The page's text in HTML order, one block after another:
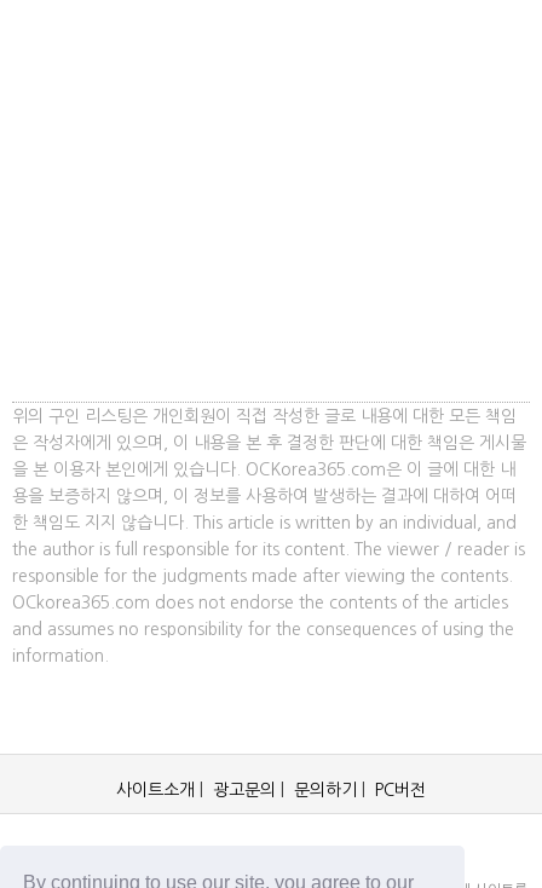
By continuing to use our site, you agree to our
위의 구인 리스팅은 개인회원이 직접 작성한 글로 내용에 대한 모든 책임
은 작성자에게 있으며, 이 내용을 본 후 결정한 판단에 대한 책임은 게시물
을 본 이용자 본인에게 있습니다. OCKorea365.com은 이 글에 대한 내
용을 보증하지 않으며, 이 정보를 사용하여 발생하는 결과에 대하여 어떠
한 책임도 지지 않습니다. This article is written by an individual, and
the author is full responsible for its content. The viewer / reader is
responsible for the judgments made after viewing the contents.
OCkorea365.com does not endorse the contents of the articles
and assumes no responsibility for the consequences of using the
information.
사이트소개 광고문의 문의하기 PC버전